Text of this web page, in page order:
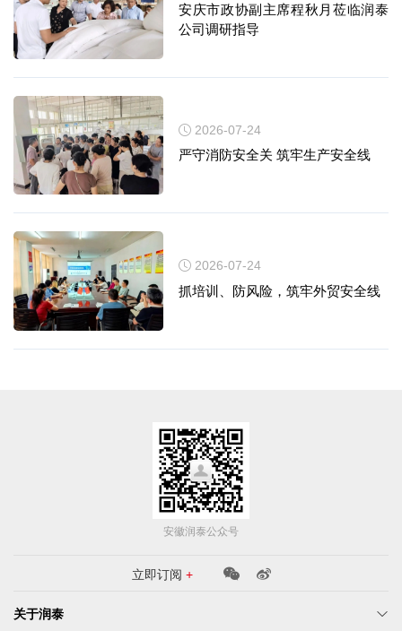
安庆市政协副主席程秋月莅临润泰
公司调研指导
2026-07-24
严守消防安全关 筑牢生产安全线
2026-07-24
抓培训、防风险，筑牢外贸安全线
安徽润泰公众号
立即订阅 +
关于润泰
立即提交